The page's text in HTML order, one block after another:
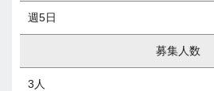
週5日
募集人数
3人